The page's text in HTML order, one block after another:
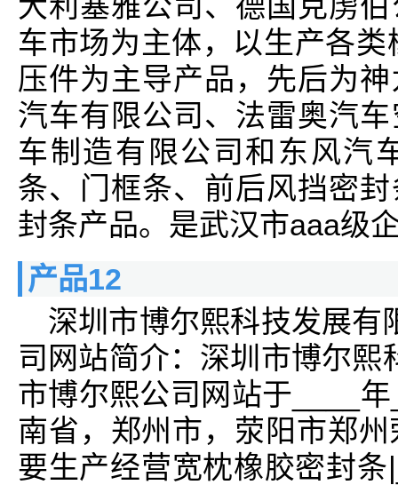
车市场为主体，以生产各
压件为主导产品，先后为
汽车有限公司、法雷奥汽
车制造有限公司和东风汽
条、门框条、前后风挡密
封条产品。是武汉市aaa级
产品12
深圳市博尔熙科技发展有
司网站简介：深圳市博尔
市博尔熙公司网站于____
南省，郑州市，荥阳市郑
要生产经营宽枕橡胶密封